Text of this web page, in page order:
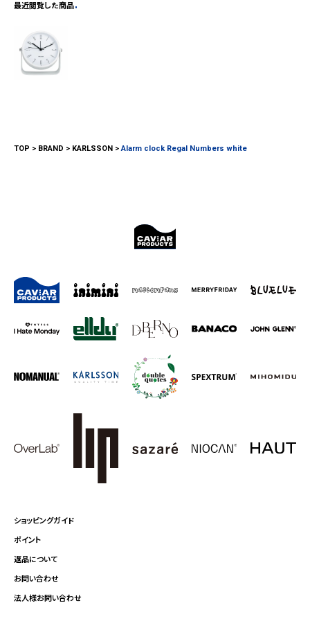
最近閲覧した商品
TOP BRAND KARLSSON Alarm clock Regal Numbers white
ショッピングガイド
ポイント
返品について
お問い合わせ
法人様お問い合わせ